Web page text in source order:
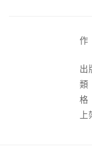
作
出
社
類
格
上